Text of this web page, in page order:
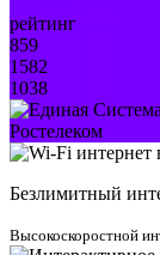
рейтинг
859
1582
1038
Безлимитный
Высокоскоростной